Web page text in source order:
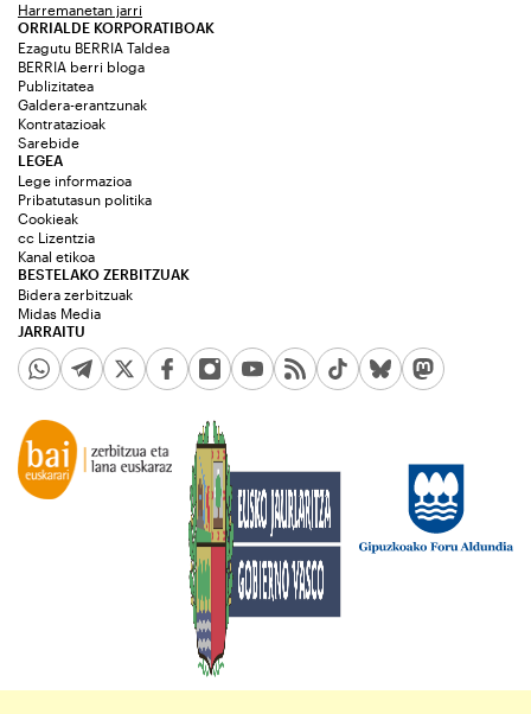
Harremanetan jarri
ORRIALDE KORPORATIBOAK
Ezagutu BERRIA Taldea
BERRIA berri bloga
Publizitatea
Galdera-erantzunak
Kontratazioak
Sarebide
JARRAITU
LEGEA
Lege informazioa
Pribatutasun politika
Cookieak
cc Lizentzia
Kanal etikoa
BESTELAKO ZERBITZUAK
Bidera zerbitzuak
Midas Media